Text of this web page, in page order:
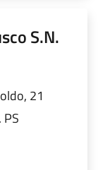
S.N.
21